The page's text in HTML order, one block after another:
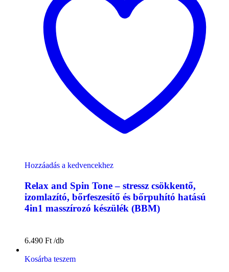
Hozzáadás a kedvencekhez
Relax and Spin Tone – stressz csökkentő,
izomlazító, bőrfeszesítő és bőrpuhító hatású
4in1 masszírozó készülék (BBM)
6.490 Ft
Kosárba teszem